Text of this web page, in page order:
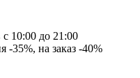
10:00 до 21:00
-35%, на заказ -40%